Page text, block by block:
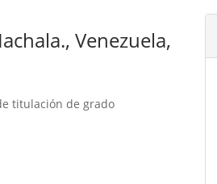
Venezuela,
titulación de grado